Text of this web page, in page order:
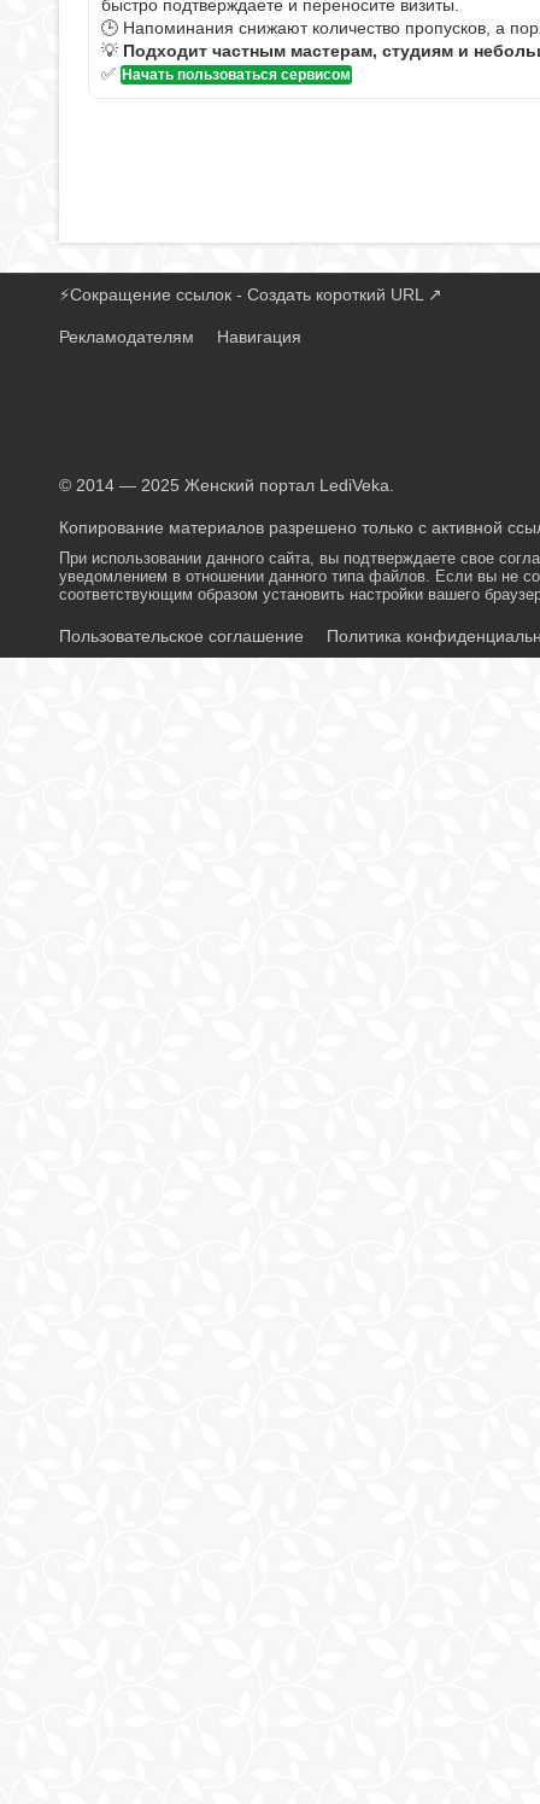
быстро подтверждаете и переносите визиты.
🕒 Напоминания снижают количество пропусков, а
💡 Подходит частным мастерам, студиям и
✅ Начать пользоваться сервисом
⚡Сокращение ссылок - Создать короткий URL↗
Рекламодателям Навигация
© 2014 — 2025 Женский портал LediVeka.
Копирование материалов разрешено только с активной
При использовании данного сайта, вы подтверждаете свое
уведомлением в отношении данного типа файлов. Если вы не
соответствующим образом установить настройки вашего
Пользовательское соглашение Политика